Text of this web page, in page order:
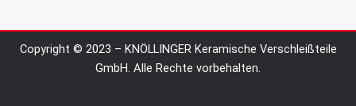
Copyright © 2023 – KNÖLLINGER Keramische Verschleißteile
GmbH. Alle Rechte vorbehalten.